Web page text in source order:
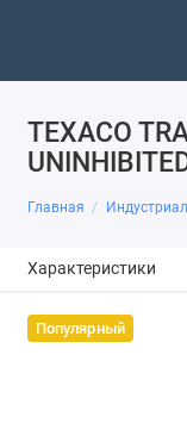
TEXACO
Главная
Характеристики
Популярный